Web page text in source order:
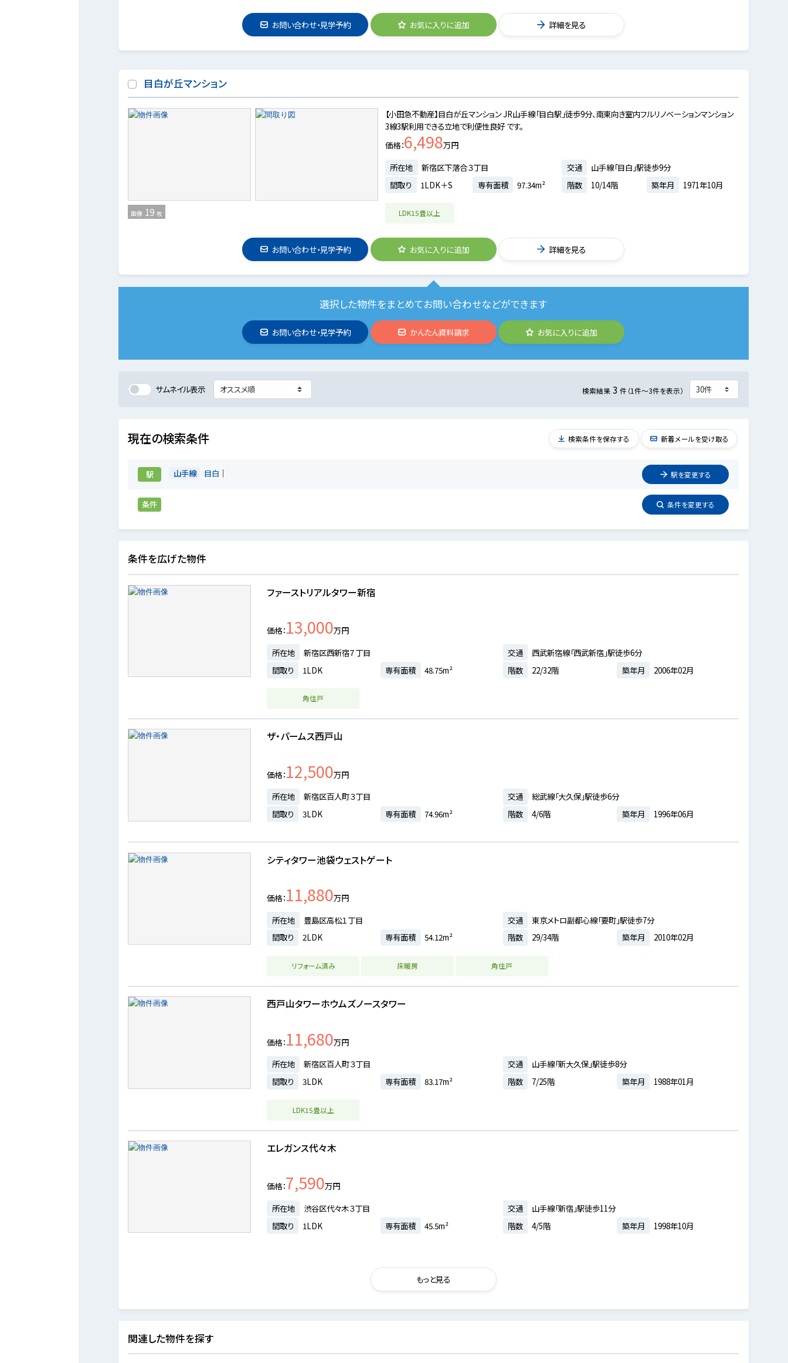
お問い合わせ・見学予約 お気に入りに追加 詳細を見る
目白が丘マンション
画像 19 枚
【小田急不動産】目白が丘マンション JR山手線「目白駅」徒歩9分、南東向き室内フルリノベーションマンション
3線3駅利用できる立地で利便性良好 です。
価格 6,498万円
所在地
新宿区下落合３丁目 交通
山手線「目白」駅徒歩9分
間取り
1LDK＋S 専有面積 97.34m² 階数 10/14階 築年月 1971年10月
LDK15畳以上
お問い合わせ・見学予約 お気に入りに追加 詳細を見る
選択した物件をまとめてお問い合わせなどができます
お問い合わせ・見学予約 かんたん資料請求 お気に入りに追加
サムネイル表示 検索結果 3 件（1件～3件を表示）
現在の検索条件
駅 山手線 目白 駅を変更する
条件 条件を変更する
検索条件を保存する 新着メールを受け取る
条件を広げた物件
ファーストリアルタワー新宿
価格 13,000万円
所在地
新宿区西新宿７丁目 交通
西武新宿線「西武新宿」駅徒歩6分
間取り
1LDK 専有面積 48.75m² 階数 22/32階 築年月 2006年02月
角住戸
ザ・パームス西戸山
価格 12,500万円
所在地
新宿区百人町３丁目 交通
総武線「大久保」駅徒歩6分
間取り
3LDK 専有面積 74.96m² 階数 4/6階 築年月 1996年06月
シティタワー池袋ウェストゲート
価格 11,880万円
所在地
豊島区高松１丁目 交通
東京メトロ副都心線「要町」駅徒歩7分
間取り
2LDK 専有面積 54.12m² 階数 29/34階 築年月 2010年02月
リフォーム済み 床暖房 角住戸
西戸山タワーホウムズノースタワー
価格 11,680万円
所在地
新宿区百人町３丁目 交通
山手線「新大久保」駅徒歩8分
間取り
3LDK 専有面積 83.17m² 階数 7/25階 築年月 1988年01月
LDK15畳以上
エレガンス代々木
価格 7,590万円
所在地
渋谷区代々木３丁目 交通
山手線「新宿」駅徒歩11分
間取り
1LDK 専有面積 45.5m² 階数 4/5階 築年月 1998年10月
もっと見る
関連した物件を探す